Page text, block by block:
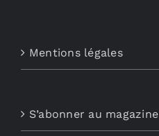
Mentions légales
S’abonner au magazine